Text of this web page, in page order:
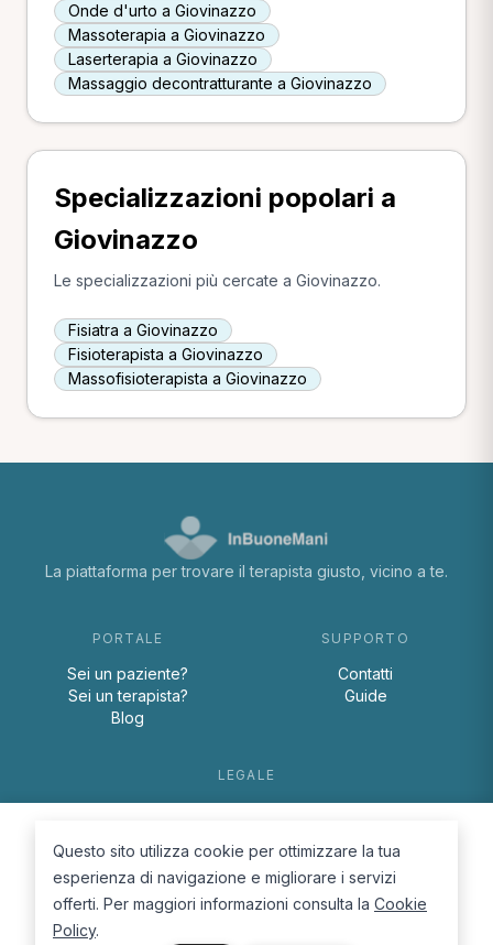
Onde d'urto a Giovinazzo
Massoterapia a Giovinazzo
Laserterapia a Giovinazzo
Massaggio decontratturante a Giovinazzo
Specializzazioni popolari a
Giovinazzo
Le specializzazioni più cercate a Giovinazzo.
Fisiatra a Giovinazzo
Fisioterapista a Giovinazzo
Massofisioterapista a Giovinazzo
La piattaforma per trovare il terapista giusto, vicino a te.
PORTALE
Sei un paziente?
Sei un terapista?
Blog
SUPPORTO
Contatti
Guide
LEGALE
Cookie Policy
Questo sito utilizza cookie per ottimizzare la tua
esperienza di navigazione e migliorare i servizi
offerti. Per maggiori informazioni consulta la Cookie
Policy.